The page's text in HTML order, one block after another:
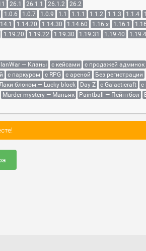
26.1 26.1.1 26.1.2 26.2
1.0.6 1.0.7 1.0.9 1.1 1.1.1 1.1.2 1.1.3 1.1.4
1.14.20 1.14.30 1.14.60 1.16.x 1.16.1
1.19.20 1.19.22 1.19.30 1.19.31 1.19.40
— Кланы с кейсами с продажей админок
с паркуром с RPG с ареной Без регистрации
блоком — Lucky block Day Z с Galacticraft с
Murder mystery — Маньяк Paintball — Пейнтбол